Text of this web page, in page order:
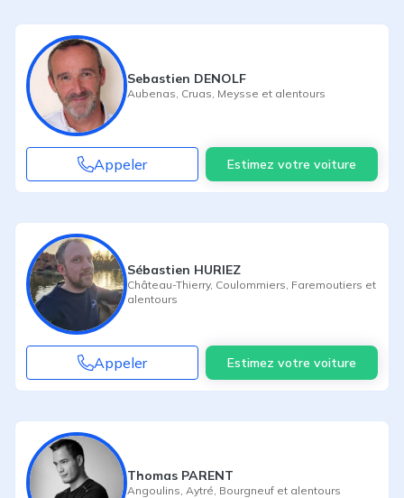
Sebastien DENOLF
Aubenas Cruas Meysse et alentours
Appeler Estimez votre voiture
Sébastien HURIEZ
Château-Thierry, Coulommiers Faremoutiers et
alentours
Appeler Estimez votre voiture
Thomas PARENT
Angoulins Aytré Bourgneuf et alentours